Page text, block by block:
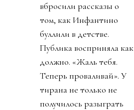
вбросили рассказы о
том, как Инфантино
буллили в детстве.
Публика восприняла как
должно. «Жаль тебя.
Теперь проваливай». У
тирана не только не
получилось разыграть